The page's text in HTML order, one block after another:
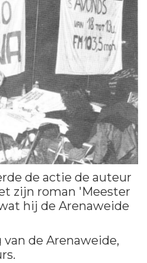
de actie de auteur
zijn roman 'Meester
hij de Arenaweide
de Arenaweide,